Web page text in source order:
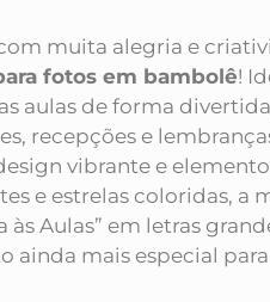
muita alegria e
fotos em bambolê!
aulas de forma
recepções e
vibrante e
e estrelas coloridas, a
às Aulas” em letras
ainda mais especial para